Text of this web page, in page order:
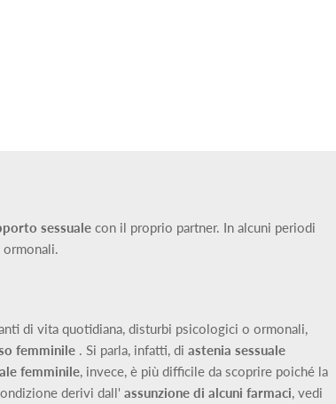
sessuale con il proprio partner. In alcuni periodi
ormonali.
di vita quotidiana, disturbi psicologici o ormonali,
femminile . Si parla, infatti, di astenia sessuale
femminile, invece, è più difficile da scoprire poiché la
derivi dall' assunzione di alcuni farmaci, vedi